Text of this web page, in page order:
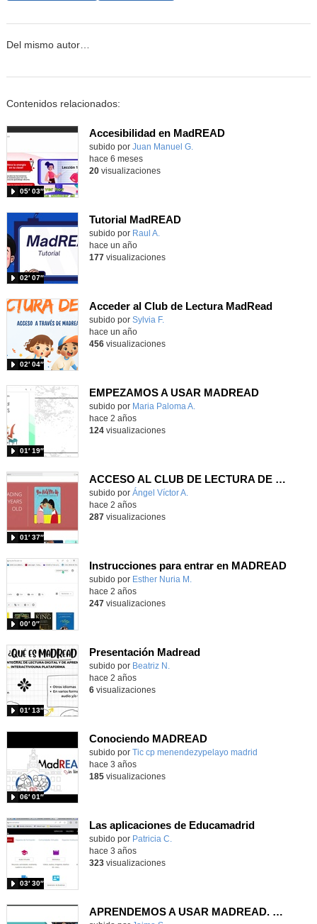
Del mismo autor…
Contenidos relacionados:
Accesibilidad en MadREAD
subido por Juan Manuel G.
05′ 03″
hace 6 meses
20visualizaciones
Tutorial MadREAD
Contenido educativo.
subido por Raul A.
02′ 07″
hace un año
177visualizaciones
Acceder al Club de Lectura MadRead
Contenido educativo.
subido por Sylvia F.
02′ 04″
hace un año
456visualizaciones
EMPEZAMOS A USAR MADREAD
Contenido educativo.
subido por Maria Paloma A.
01′ 19″
hace 2 años
124visualizaciones
ACCESO AL CLUB DE LECTURA DE MADREAD
Contenido educativo.
subido por Ángel Víctor A.
01′ 37″
hace 2 años
287visualizaciones
Instrucciones para entrar en MADREAD
Contenido educativo.
subido por Esther Nuria M.
00′ 0″
hace 2 años
247visualizaciones
Presentación Madread
Contenido educativo.
subido por Beatriz N.
01′ 13″
hace 2 años
6visualizaciones
Conociendo MADREAD
subido por Tic cp menendezypelayo madrid
06′ 01″
hace 3 años
185visualizaciones
Las aplicaciones de Educamadrid
Contenido educativo.
subido por Patricia C.
03′ 30″
hace 3 años
323visualizaciones
APRENDEMOS A USAR MADREAD. SUBTÍTULOS